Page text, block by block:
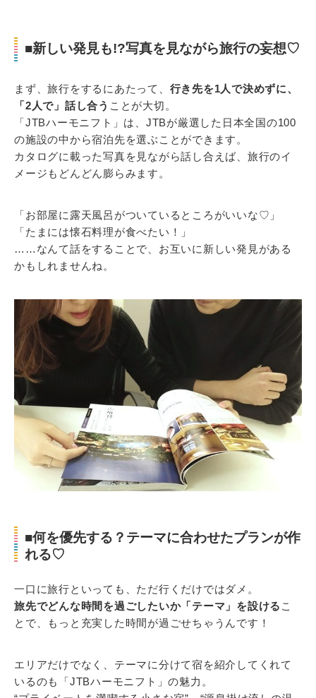
■新しい発見も!?写真を見ながら旅行の妄想♡
まず、旅行をするにあたって、 行き先を1人で決めずに、
「2人で」話し合う ことが大切。
「JTBハーモニフト」は、JTBが厳選した日本全国の100
の施設の中から宿泊先を選ぶことができます。
カタログに載った写真を見ながら話し合えば、旅行のイ
メージもどんどん膨らみます。
「お部屋に露天風呂がついているところがいいな♡」
「たまには懐石料理が食べたい！」
……なんて話をすることで、お互いに新しい発見がある
かもしれませんね。
■何を優先する？テーマに合わせたプランが作
れる♡
一口に旅行といっても、ただ行くだけではダメ。
旅先でどんな時間を過ごしたいか「テーマ」を設ける こ
とで、もっと充実した時間が過ごせちゃうんです！
エリアだけでなく、テーマに分けて宿を紹介してくれて
いるのも「JTBハーモニフト」の魅力。